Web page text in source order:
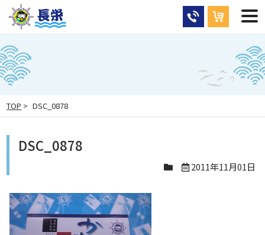
TOP > DSC_0878
DSC_0878
2011年11月01日